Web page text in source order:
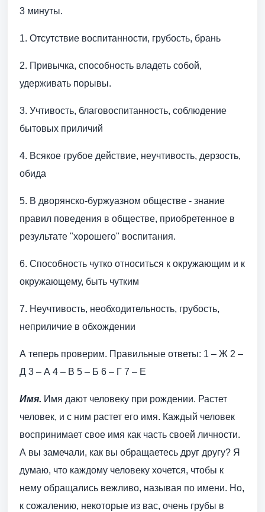
3 минуты.
1. Отсутствие воспитанности, грубость, брань
2. Привычка, способность владеть собой,
удерживать порывы.
3. Учтивость, благовоспитанность, соблюдение
бытовых приличий
4. Всякое грубое действие, неучтивость, дерзость,
обида
5. В дворянско-буржуазном обществе - знание
правил поведения в обществе, приобретенное в
результате "хорошего" воспитания.
6. Способность чутко относиться к окружающим и к
окружающему, быть чутким
7. Неучтивость, необходительность, грубость,
неприличие в обхождении
А теперь проверим. Правильные ответы: 1 – Ж 2 –
Д 3 – А 4 – В 5 – Б 6 – Г 7 – Е
Имя. Имя дают человеку при рождении. Растет
человек, и с ним растет его имя. Каждый человек
воспринимает свое имя как часть своей личности.
А вы замечали, как вы обращаетесь друг другу? Я
думаю, что каждому человеку хочется, чтобы к
нему обращались вежливо, называя по имени. Но,
к сожалению, некоторые из вас, очень грубы в